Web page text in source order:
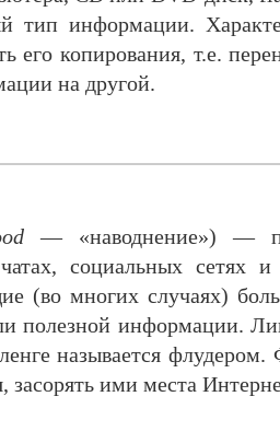
тип информации.
его копирования, т.е.
на другой.
— «наводнение») —
социальных сетях
(во многих случаях)
полезной информации.
называется
засорять ими места